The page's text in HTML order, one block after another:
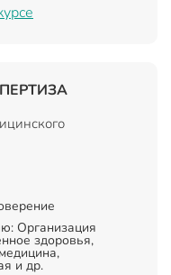
Организация
здоровья,
и др.